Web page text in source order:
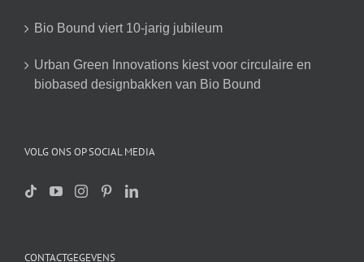
Bio Bound viert 10-jarig jubileum
Urban Green Innovations kiest voor circulaire en
biobased designbakken van Bio Bound
VOLG ONS OP SOCIAL MEDIA
CONTACTGEGEVENS